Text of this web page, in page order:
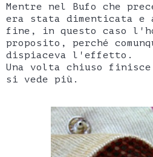
Mentre nel Bufo che
era stata dimenticata e
fine, in questo caso
proposito, perché
dispiaceva l'effetto.
Una volta chiuso
si vede più.